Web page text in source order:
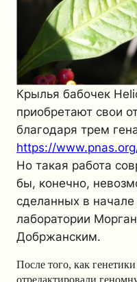
Крылья бабочек
приобретают свои
благодаря трем
https://
Но такая работа
бы, конечно,
сделанных в
лаборатории
Добржанским.
После того, как